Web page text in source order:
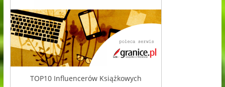
TOP10 Influencerów Książkowych